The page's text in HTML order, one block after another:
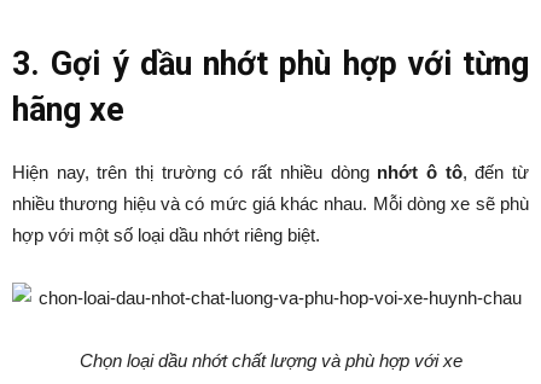
3. Gợi ý dầu nhớt phù hợp với từng
hãng xe
Hiện nay, trên thị trường có rất nhiều dòng nhớt ô tô, đến từ
nhiều thương hiệu và có mức giá khác nhau. Mỗi dòng xe sẽ phù
hợp với một số loại dầu nhớt riêng biệt.
Chọn loại dầu nhớt chất lượng và phù hợp với xe